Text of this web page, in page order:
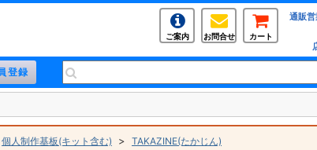
ご案内 お問合せ カート
通販
個人制作基板(キット含む) > TAKAZINE(たかじん)